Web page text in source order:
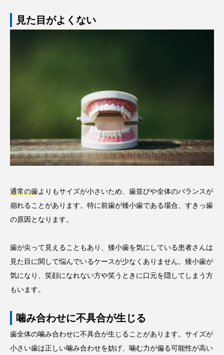
見た目がよくない
通常の歯よりもサイズが小さいため、歯並びや全体のバランスが
崩れることがあります。特に前歯が矮小歯である場合、すきっ歯
の原因となります。
歯が尖って見えることもあり、矮小歯を気にしている患者さんは
見た目に関して悩んでいるケースが少なくありません。矮小歯が
気になり、笑顔になれない方や笑うときに口元を隠してしまう方
もいます。
噛み合わせに不具合が生じる
歯全体の噛み合わせに不具合が生じることがあります。サイズが
小さい歯は正しい噛み合わせを妨げ、噛む力が偏る可能性が高い